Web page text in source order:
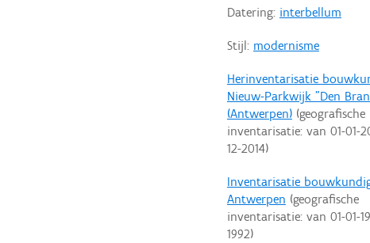
Datering: interbellum
Stijl: modernisme
Herinventarisatie
Nieuw-Parkwijk "Den
(Antwerpen)(geografische
inventarisatie: van 01-01-
12-2014)
Inventarisatie
Antwerpen (geografische
inventarisatie: van 01-01-
1992)